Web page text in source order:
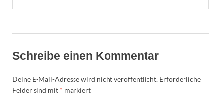
Schreibe einen Kommentar
Deine E-Mail-Adresse wird nicht veröffentlicht. Erforderliche
Felder sind mit * markiert